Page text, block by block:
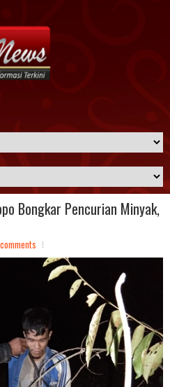
Bongkar Pencurian Minyak,